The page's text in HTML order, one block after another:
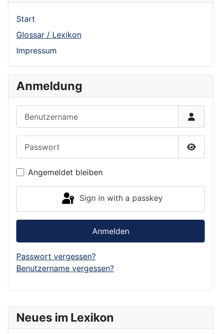
Neues im Lexikon
Start
Glossar / Lexikon
Impressum
Anmeldung
Show
Angemeldet bleiben
Sign in with a passkey
Anmelden
Passwort vergessen?
Benutzername vergessen?